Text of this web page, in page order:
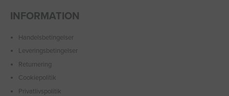
INFORMATION
Handelsbetingelser
Leveringsbetingelser
Returnering
Cookiepolitik
Privatlivspolitik